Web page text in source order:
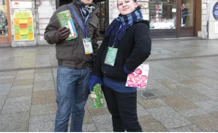
Studia
Studia podyplomowe i kursy
Kandydat
Student
Biznes
Zapisz się na studia